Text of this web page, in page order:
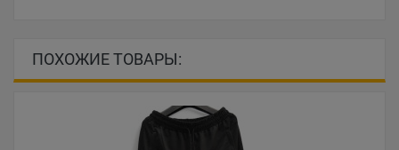
ПОХОЖИЕ ТОВАРЫ: